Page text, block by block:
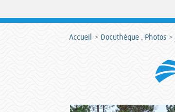
Accueil Docuthèque : Photos